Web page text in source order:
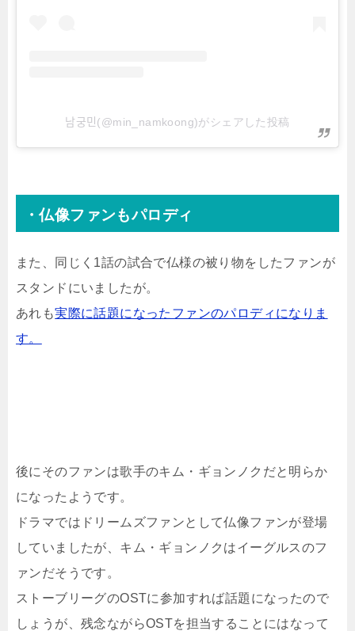
남궁민(@min_namkoong)がシェアした投稿
・仏像ファンもパロディ
また、同じく1話の試合で仏様の被り物をしたファンが
スタンドにいましたが。
あれも実際に話題になったファンのパロディになりま
す。
後にそのファンは歌手のキム・ギョンノクだと明らか
になったようです。
ドラマではドリームズファンとして仏像ファンが登場
していましたが、キム・ギョンノクはイーグルスのフ
ァンだそうです。
ストーブリーグのOSTに参加すれば話題になったので
しょうが、残念ながらOSTを担当することにはなって